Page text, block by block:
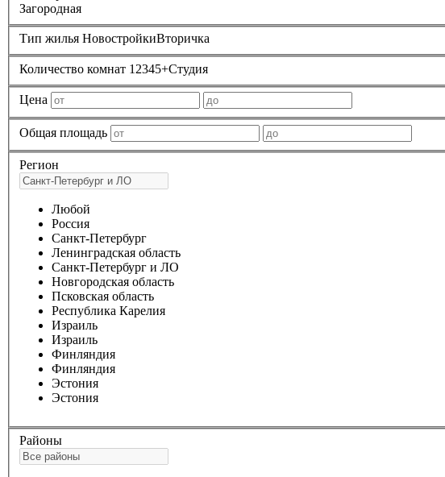
Загородная
Тип жилья НовостройкиВторичка
Количество комнат 1 2345+Студия
Цена
Общая площадь
Регион
Любой
Россия
Санкт-Петербург
Ленинградская область
Санкт-Петербург и ЛО
Новгородская область
Псковская область
Республика Карелия
Израиль
Израиль
Финляндия
Финляндия
Эстония
Эстония
Районы